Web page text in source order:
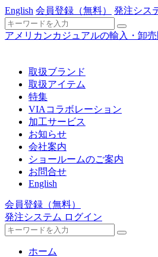
English 会員登録 （無料） 発注シス
アメリカンカジュアルの輸入・卸
取扱ブランド
取扱アイテム
特集
VIAコラボレーション
加工サービス
お知らせ
会社案内
ショールームのご案内
お問合せ
English
会員登録 （無料）
発注システム ログイン
ホーム